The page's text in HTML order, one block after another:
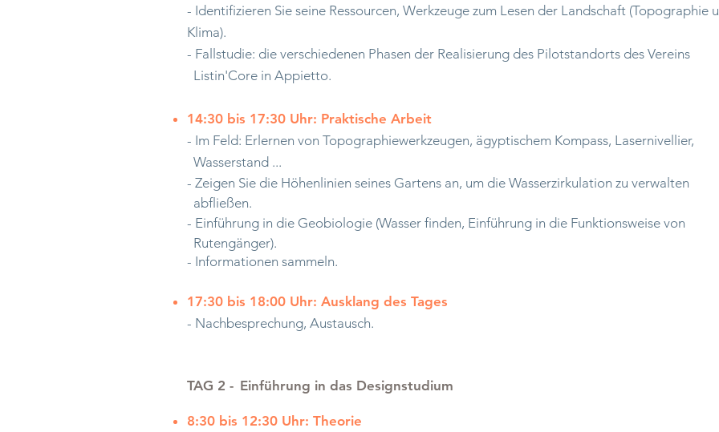
- Identifizieren Sie seine Ressourcen, Werkzeuge zum Lesen der Landschaft (Topographie
Klima).
- Fallstudie: die verschiedenen Phasen der Realisierung des Pilotstandorts des Vereins
Listin'Core in Appietto.
14:30 bis 17:30 Uhr: Praktische Arbeit
- Im Feld: Erlernen von Topographiewerkzeugen, ägyptischem Kompass, Lasernivellier,
Wasserstand ...
- Zeigen Sie die Höhenlinien seines Gartens an, um die Wasserzirkulation zu verwalten
abfließen.
- Einführung in die Geobiologie (Wasser finden, Einführung in die Funktionsweise von
Rutengänger).
- Informationen sammeln.
17:30 bis 18:00 Uhr: Ausklang des Tages
- Nachbesprechung, Austausch.
TAG 2 - Einführung in das Designstudium
8:30 bis 12:30 Uhr: Theorie